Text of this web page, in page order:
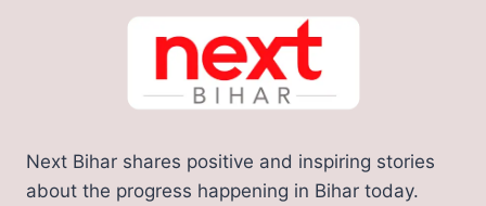
Next Bihar shares positive and inspiring stories
about the progress happening in Bihar today.